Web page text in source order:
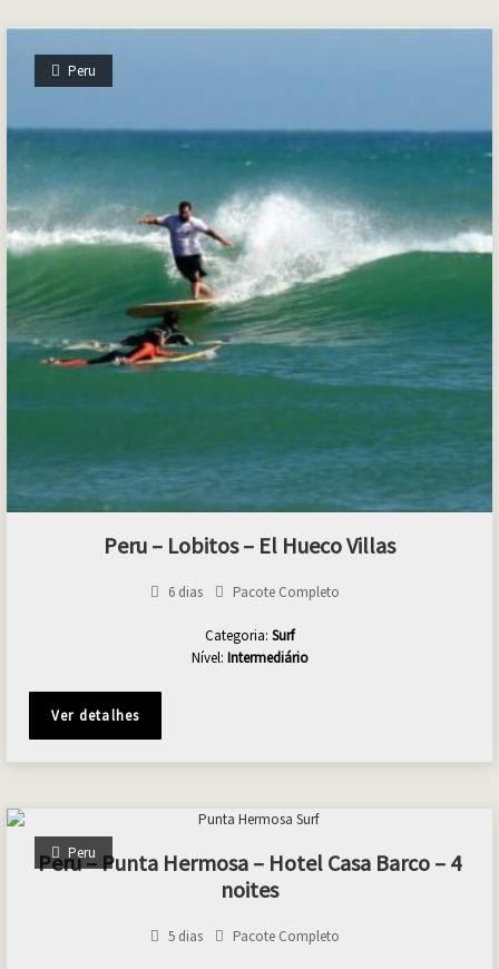
Peru
Peru – Lobitos – El Hueco Villas
6 dias Pacote Completo
Categoria: Surf
Nível: Intermediário
Ver detalhes
Peru
Peru – Punta Hermosa – Hotel Casa Barco – 4
noites
5 dias Pacote Completo